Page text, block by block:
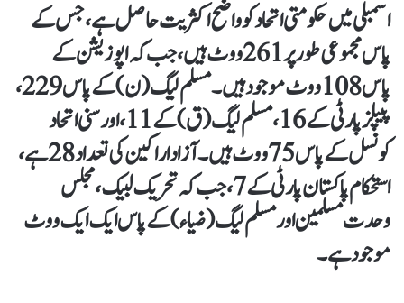
اسمبلی میں حکومتی اتحاد کو واضح اکثریت حاصل ہے، جس کے
پاس مجموعی طور پر 261 ووٹ ہیں، جب کہ اپوزیشن کے
پاس 108 ووٹ موجود ہیں۔ مسلم لیگ (ن) کے پاس 229،
پیپلز پارٹی کے 16، مسلم لیگ (ق) کے 11، اور سنی اتحاد
کونسل کے پاس 75 ووٹ ہیں۔ آزاد اراکین کی تعداد 28 ہے،
استحکام پاکستان پارٹی کے 7، جب کہ تحریک لبیک، مجلس
وحدت مسلمین اور مسلم لیگ (ضیاء) کے پاس ایک ایک ووٹ
موجود ہے۔